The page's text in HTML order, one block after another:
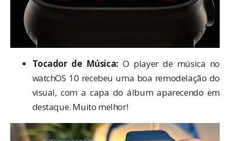
Tocador de Música: O player de música no
watchOS 10 recebeu uma boa remodelação do
visual, com a capa do álbum aparecendo em
destaque. Muito melhor!